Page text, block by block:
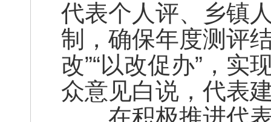
代表个人评、乡镇
制，确保年度测评
改”“以改促办”，实
众意见白说，代表